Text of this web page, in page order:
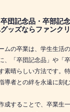
団記念品・卒部記
ッズならファンク
ムの卒業は、学生生活
、「卒団記念品」や「
素晴らしい方法です。
導者との絆を永遠に刻
成することで、卒業生